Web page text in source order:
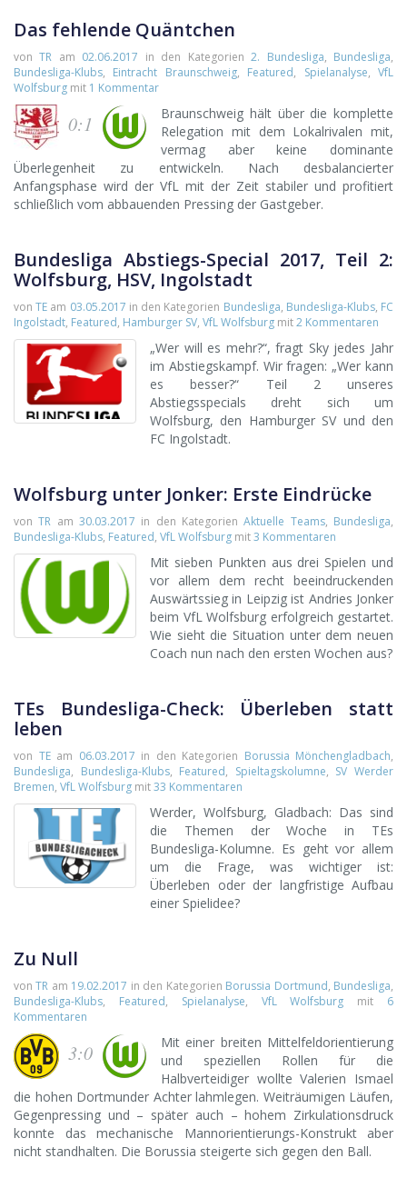
Das fehlende Quäntchen
vonTR am 02.06.2017 in den Kategorien2. Bundesliga, Bundesliga,
Bundesliga-Klubs, Eintracht Braunschweig, Featured, Spielanalyse,VfL
Wolfsburg mit 1 Kommentar
0:1
Braunschweig hält über die komplette
Relegation mit dem Lokalrivalen mit,
vermag aber keine dominante
Überlegenheit zu entwickeln. Nach desbalancierter
Anfangsphase wird der VfL mit der Zeit stabiler und profitiert
schließlich vom abbauenden Pressing der Gastgeber.
Bundesliga Abstiegs-Special 2017, Teil 2:
Wolfsburg, HSV, Ingolstadt
vonTE am 03.05.2017 in den Kategorien Bundesliga, Bundesliga-Klubs, FC
Ingolstadt, Featured, Hamburger SV, VfL Wolfsburg mit2 Kommentaren
„Wer will es mehr?“, fragt Sky jedes Jahr
im Abstiegskampf. Wir fragen: „Wer kann
es besser?“ Teil 2 unseres
Abstiegsspecials dreht sich um
Wolfsburg, den Hamburger SV und den
FC Ingolstadt.
Wolfsburg unter Jonker: Erste Eindrücke
vonTR am30.03.2017 in den KategorienAktuelle Teams, Bundesliga,
Bundesliga-Klubs, Featured, VfL Wolfsburg mit3 Kommentaren
Mit sieben Punkten aus drei Spielen und
vor allem dem recht beeindruckenden
Auswärtssieg in Leipzig ist Andries Jonker
beim VfL Wolfsburg erfolgreich gestartet.
Wie sieht die Situation unter dem neuen
Coach nun nach den ersten Wochen aus?
TEs Bundesliga-Check: Überleben statt
leben
von TEam 06.03.2017 in den Kategorien Borussia Mönchengladbach,
Bundesliga, Bundesliga-Klubs, Featured, Spieltagskolumne, SV Werder
Bremen, VfL Wolfsburg mit33 Kommentaren
Werder, Wolfsburg, Gladbach: Das sind
die Themen der Woche in TEs
Bundesliga-Kolumne. Es geht vor allem
um die Frage, was wichtiger ist:
Überleben oder der langfristige Aufbau
einer Spielidee?
Zu Null
vonTR am 19.02.2017 in den Kategorien Borussia Dortmund, Bundesliga,
Bundesliga-Klubs, Featured, Spielanalyse, VfL Wolfsburg mit 6
Kommentaren
3:0
Mit einer breiten Mittelfeldorientierung
und speziellen Rollen für die
Halbverteidiger wollte Valerien Ismael
die hohen Dortmunder Achter lahmlegen. Weiträumigen Läufen,
Gegenpressing und – später auch – hohem Zirkulationsdruck
konnte das mechanische Mannorientierungs-Konstrukt aber
nicht standhalten. Die Borussia steigerte sich gegen den Ball.